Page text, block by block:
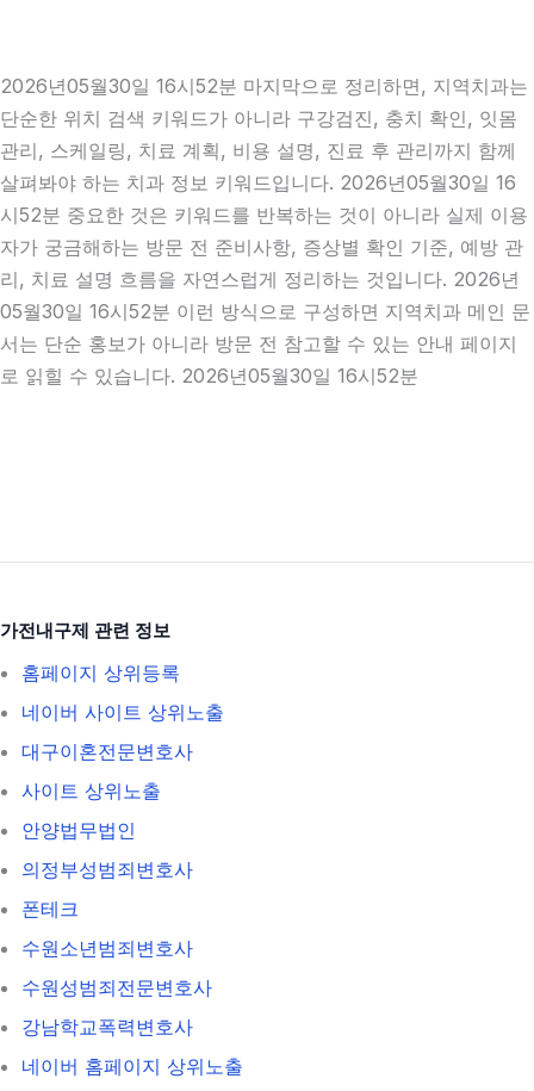
2026년05월30일 16시52분 마지막으로 정리하면, 지역치과는
단순한 위치 검색 키워드가 아니라 구강검진, 충치 확인, 잇몸
관리, 스케일링, 치료 계획, 비용 설명, 진료 후 관리까지 함께
살펴봐야 하는 치과 정보 키워드입니다. 2026년05월30일 16
시52분 중요한 것은 키워드를 반복하는 것이 아니라 실제 이용
자가 궁금해하는 방문 전 준비사항, 증상별 확인 기준, 예방 관
리, 치료 설명 흐름을 자연스럽게 정리하는 것입니다. 2026년
05월30일 16시52분 이런 방식으로 구성하면 지역치과 메인 문
서는 단순 홍보가 아니라 방문 전 참고할 수 있는 안내 페이지
로 읽힐 수 있습니다. 2026년05월30일 16시52분
가전내구제 관련 정보
홈페이지 상위등록
네이버 사이트 상위노출
대구이혼전문변호사
사이트 상위노출
안양법무법인
의정부성범죄변호사
폰테크
수원소년범죄변호사
수원성범죄전문변호사
강남학교폭력변호사
네이버 홈페이지 상위노출